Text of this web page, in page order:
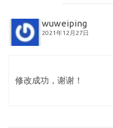
wuweiping
2021年12月27日
修改成功，谢谢！